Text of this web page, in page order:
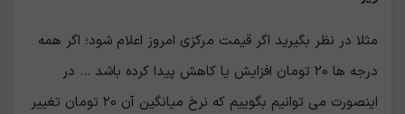
مثلا در نظر بگیرید اگر قیمت مرکزی امروز اعلام شود؛ اگر همه
درجه ها 20 تومان افزایش یا کاهش پیدا کرده باشد ... در
اینصورت می توانیم بگوییم که نرخ میانگین آن 20 تومان تغییر